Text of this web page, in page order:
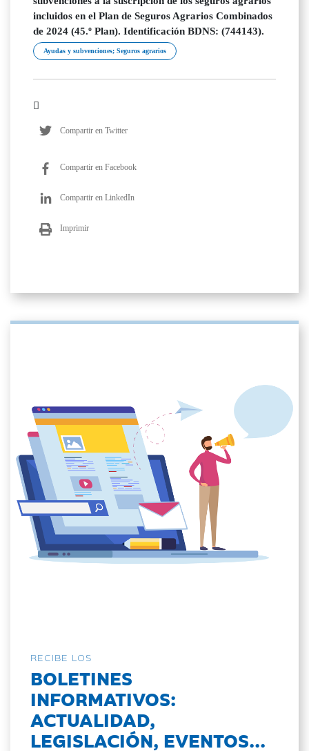
incluidos en el Plan de Seguros Agrarios Combinados
de 2024 (45.º Plan). Identificación BDNS: (744143).
Ayudas y subvenciones; Seguros agrarios
Compartir en Twitter
Compartir en Facebook
Compartir en LinkedIn
Imprimir
RECIBE LOS
BOLETINES
INFORMATIVOS:
ACTUALIDAD,
LEGISLACIÓN, EVENTOS...